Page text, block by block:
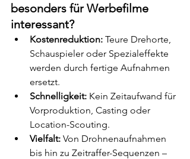
besonders für Werbefilme
interessant?
Kostenreduktion: Teure Drehorte,
Schauspieler oder Spezialeffekte
werden durch fertige Aufnahmen
ersetzt.
Schnelligkeit: Kein Zeitaufwand für
Vorproduktion, Casting oder
Location-Scouting.
Vielfalt: Von Drohnenaufnahmen
bis hin zu Zeitraffer-Sequenzen –